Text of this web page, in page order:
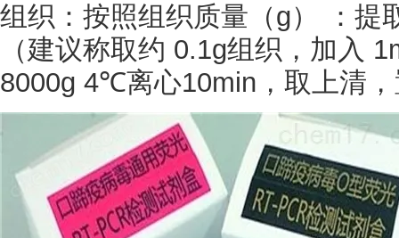
组织：按照组织质量（g） ：提
（建议称取约 0.1g组织，加入
8000g 4℃离心10min，取上清